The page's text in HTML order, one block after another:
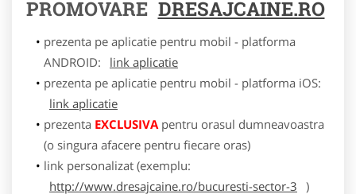
PROMOVARE DRESAJCAINE.RO
prezenta pe aplicatie pentru mobil - platforma
ANDROID:
link aplicatie
prezenta pe aplicatie pentru mobil - platforma iOS:
link aplicatie
prezenta EXCLUSIVApentru orasul dumneavoastra
(o singura afacere pentru fiecare oras)
link personalizat (exemplu:
http://www.dresajcaine.ro/bucuresti-sector-3 )